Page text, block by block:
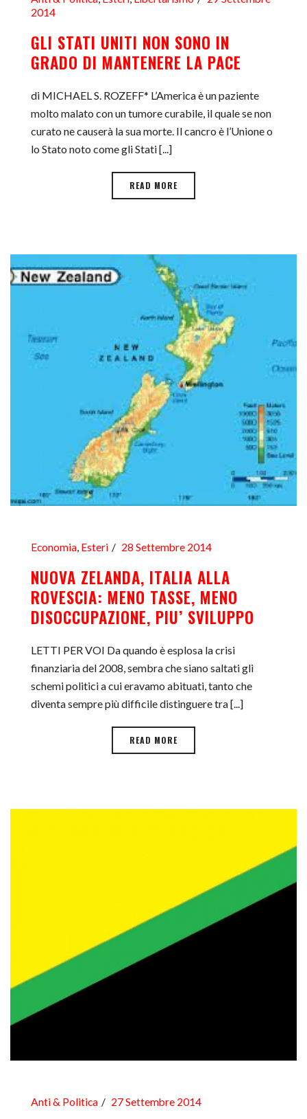
2014
GLI STATI UNITI NON SONO IN
GRADO DI MANTENERE LA PACE
di MICHAEL S. ROZEFF* L’America è un paziente
molto malato con un tumore curabile, il quale se non
curato ne causerà la sua morte. Il cancro è l’Unione o
lo Stato noto come gli Stati [...]
READ MORE
Economia, Esteri 28 Settembre 2014
NUOVA ZELANDA, ITALIA ALLA
ROVESCIA: MENO TASSE, MENO
DISOCCUPAZIONE, PIU’ SVILUPPO
LETTI PER VOI Da quando è esplosa la crisi
finanziaria del 2008, sembra che siano saltati gli
schemi politici a cui eravamo abituati, tanto che
diventa sempre più difficile distinguere tra [...]
READ MORE
Anti & Politica 27 Settembre 2014